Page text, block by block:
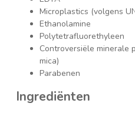
Microplastics (volgens
Ethanolamine
Polytetrafluorethyleen
Controversiële minerale
mica)
Parabenen
Ingrediënten